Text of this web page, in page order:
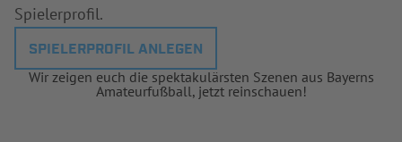
Spielerprofil.
SPIELERPROFIL ANLEGEN
Wir zeigen euch die spektakulärsten Szenen aus Bayerns
Amateurfußball, jetzt reinschauen!